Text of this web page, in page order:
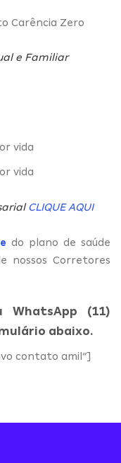
Carência Zero
e Familiar
vida
vida
CLIQUE AQUI
do plano de saúde
nossos Corretores
WhatsApp (11)
abaixo.
contato amil”]